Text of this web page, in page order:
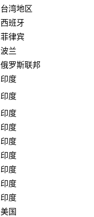
台湾地区
西班牙
菲律宾
波兰
俄罗斯联邦
印度
印度
印度
印度
印度
印度
印度
印度
印度
美国